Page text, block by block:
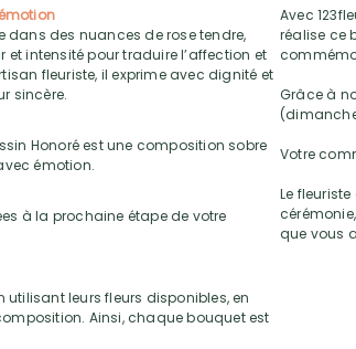
dans des nuances de rose tendre,
intensité pour traduire l’affection et
fleuriste, il exprime avec dignité et
sincère.
Honoré est une composition sobre
émotion.
à la prochaine étape de votre
leurs fleurs disponibles, en
Ainsi, chaque bouquet est
Avec
réalise ce
Grâce à
Votre
Le
que vous